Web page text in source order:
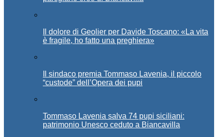
Il dolore di Geolier per Davide Toscano: «La vita
è fragile, ho fatto una preghiera»
Il sindaco premia Tommaso Lavenia, il piccolo
“custode” dell’Opera dei pupi
Tommaso Lavenia salva 74 pupi siciliani:
patrimonio Unesco ceduto a Biancavilla